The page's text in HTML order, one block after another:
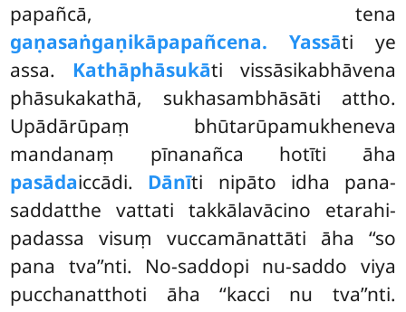
papañcā, tena
gaṇasaṅgaṇikāpapañcena. Yassāti ye
assa. Kathāphāsukāti vissāsikabhāvena
phāsukakathā, sukhasambhāsāti attho.
Upādārūpaṃ bhūtarūpamukheneva
mandanaṃ pīnanañca hotīti āha
pasādaiccādi. Dānīti nipāto idha pana-
saddatthe vattati takkālavācino etarahi-
padassa visuṃ vuccamānattāti āha ‘‘so
pana tva’’nti. No-saddopi nu-saddo viya
pucchanatthoti āha ‘‘kacci nu tva’’nti.